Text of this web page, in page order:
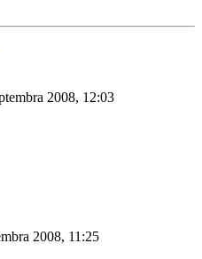
2008, 12:03
2008, 11:25